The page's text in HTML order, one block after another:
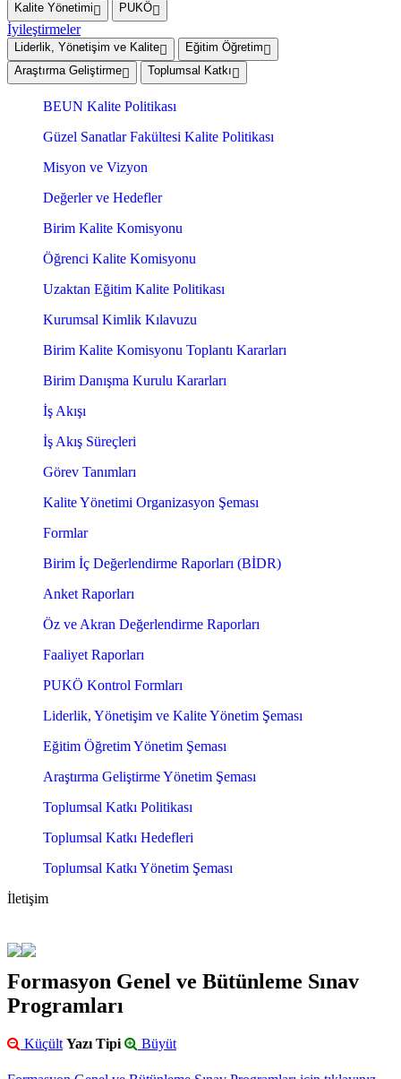
Kalite Yönetimi PUKÖ
İyileştirmeler
Liderlik, Yönetişim ve Kalite
Eğitim Öğretim
Araştırma Geliştirme
Toplumsal Katkı
BEUN Kalite Politikası
Güzel Sanatlar Fakültesi Kalite Politikası
Misyon ve Vizyon
Değerler ve Hedefler
Birim Kalite Komisyonu
Öğrenci Kalite Komisyonu
Uzaktan Eğitim Kalite Politikası
Kurumsal Kimlik Kılavuzu
Birim Kalite Komisyonu Toplantı Kararları
Birim Danışma Kurulu Kararları
İş Akışı
İş Akış Süreçleri
Görev Tanımları
Kalite Yönetimi Organizasyon Şeması
Formlar
Birim İç Değerlendirme Raporları (BİDR)
Anket Raporları
Öz ve Akran Değerlendirme Raporları
Faaliyet Raporları
PUKÖ Kontrol Formları
Liderlik, Yönetişim ve Kalite Yönetim Şeması
Eğitim Öğretim Yönetim Şeması
Araştırma Geliştirme Yönetim Şeması
Toplumsal Katkı Politikası
Toplumsal Katkı Hedefleri
Toplumsal Katkı Yönetim Şeması
İletişim
Formasyon Genel ve Bütünleme Sınav
Programları
Küçült Yazı Tipi Büyüt